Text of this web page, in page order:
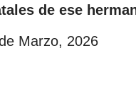
de ese
Marzo, 2026